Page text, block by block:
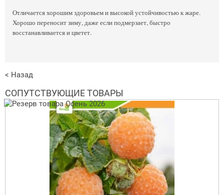
Отличается хорошим здоровьем и высокой устойчивостью к жаре.
Хорошо переносит зиму, даже если подмерзает, быстро
восстанавливается и цветет.
< Назад
СОПУТСТВУЮЩИЕ ТОВАРЫ